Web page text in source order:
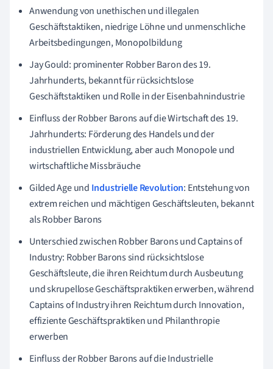
Anwendung von unethischen und illegalen
Geschäftstaktiken, niedrige Löhne und unmenschliche
Arbeitsbedingungen, Monopolbildung
Jay Gould: prominenter Robber Baron des 19.
Jahrhunderts, bekannt für rücksichtslose
Geschäftstaktiken und Rolle in der Eisenbahnindustrie
Einfluss der Robber Barons auf die Wirtschaft des 19.
Jahrhunderts: Förderung des Handels und der
industriellen Entwicklung, aber auch Monopole und
wirtschaftliche Missbräuche
Gilded Age und Industrielle Revolution: Entstehung von
extrem reichen und mächtigen Geschäftsleuten, bekannt
als Robber Barons
Unterschied zwischen Robber Barons und Captains of
Industry: Robber Barons sind rücksichtslose
Geschäftsleute, die ihren Reichtum durch Ausbeutung
und skrupellose Geschäftspraktiken erwerben, während
Captains of Industry ihren Reichtum durch Innovation,
effiziente Geschäftspraktiken und Philanthropie
erwerben
Einfluss der Robber Barons auf die Industrielle